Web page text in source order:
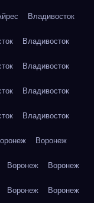
Владивосток
Владивосток
Владивосток
Владивосток
Владивосток
Воронеж
Воронеж Воронеж
Воронеж Воронеж